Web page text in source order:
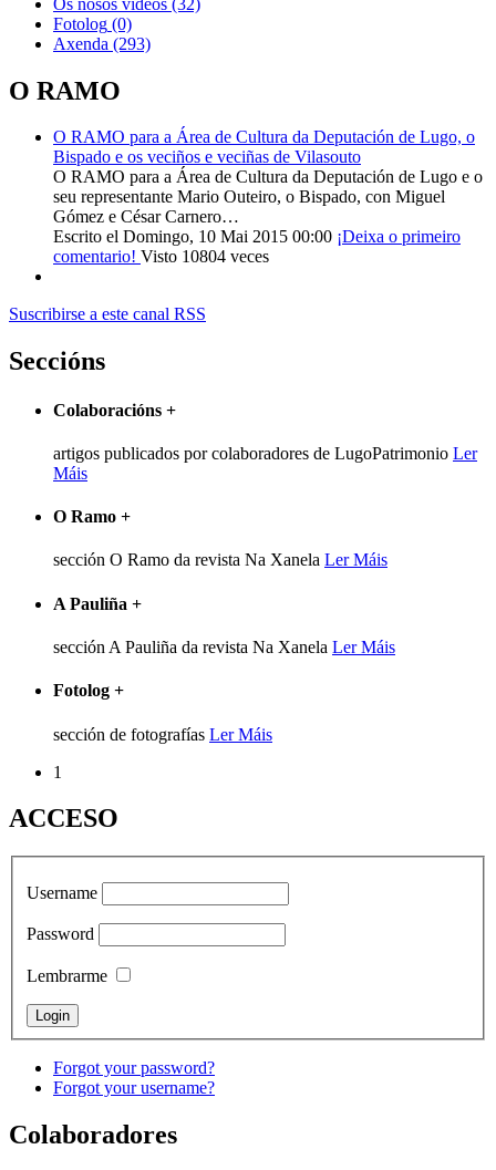
Fotolog (0)
Axenda (293)
O RAMO
O RAMO para a Área de Cultura da Deputación de Lugo, o
Bispado e os veciños e veciñas de Vilasouto
O RAMO para a Área de Cultura da Deputación de Lugo e o
seu representante Mario Outeiro, o Bispado, con Miguel
Gómez e César Carnero…
Escrito el Domingo, 10 Mai 2015 00:00 ¡Deixa o primeiro
comentario! Visto 10804 veces
Suscribirse a este canal RSS
Seccións
Colaboracións +
artigos publicados por colaboradores de LugoPatrimonio Ler
Máis
O Ramo +
sección O Ramo da revista Na Xanela Ler Máis
A Pauliña +
sección A Pauliña da revista Na Xanela Ler Máis
Fotolog +
sección de fotografías Ler Máis
1
ACCESO
Username
Password
Lembrarme
Forgot your password?
Forgot your username?
Colaboradores